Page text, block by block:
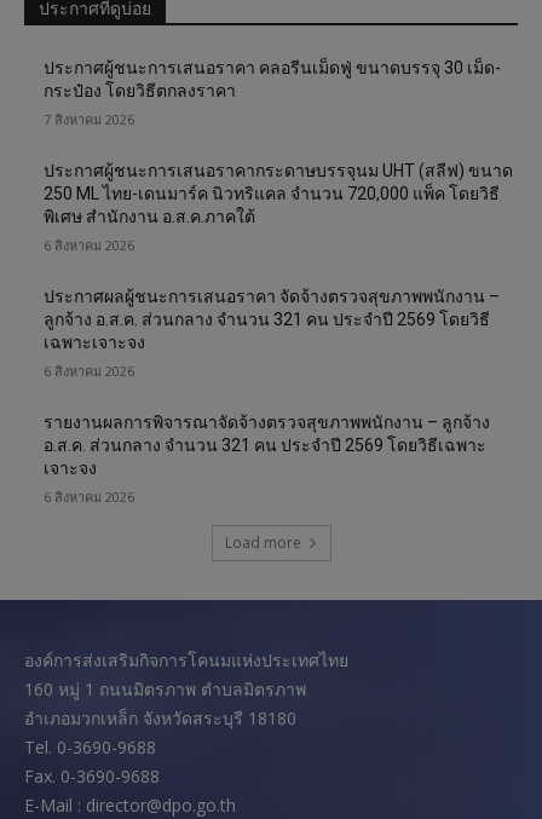
ประกาศที่ดูบ่อย
ประกาศผู้ชนะการเสนอราคา คลอรีนเม็ดฟู่ ขนาดบรรจุ 30 เม็ด-
กระป๋อง โดยวิธีตกลงราคา
7 สิงหาคม 2026
ประกาศผู้ชนะการเสนอราคากระดาษบรรจุนม UHT (สลีฟ) ขนาด
250 ML ไทย-เดนมาร์ค นิวทริแคล จำนวน 720,000 แพ็ค โดยวิธี
พิเศษ สำนักงาน อ.ส.ค.ภาคใต้
6 สิงหาคม 2026
ประกาศผลผู้ชนะการเสนอราคา จัดจ้างตรวจสุขภาพพนักงาน –
ลูกจ้าง อ.ส.ค. ส่วนกลาง จำนวน 321 คน ประจำปี 2569 โดยวิธี
เฉพาะเจาะจง
6 สิงหาคม 2026
รายงานผลการพิจารณาจัดจ้างตรวจสุขภาพพนักงาน – ลูกจ้าง
อ.ส.ค. ส่วนกลาง จำนวน 321 คน ประจำปี 2569 โดยวิธีเฉพาะ
เจาะจง
6 สิงหาคม 2026
Load more
องค์การส่งเสริมกิจการโคนมแห่งประเทศไทย
160 หมู่ 1 ถนนมิตรภาพ ตำบลมิตรภาพ
อำเภอมวกเหล็ก จังหวัดสระบุรี 18180
Tel. 0-3690-9688
Fax. 0-3690-9688
E-Mail : director@dpo.go.th